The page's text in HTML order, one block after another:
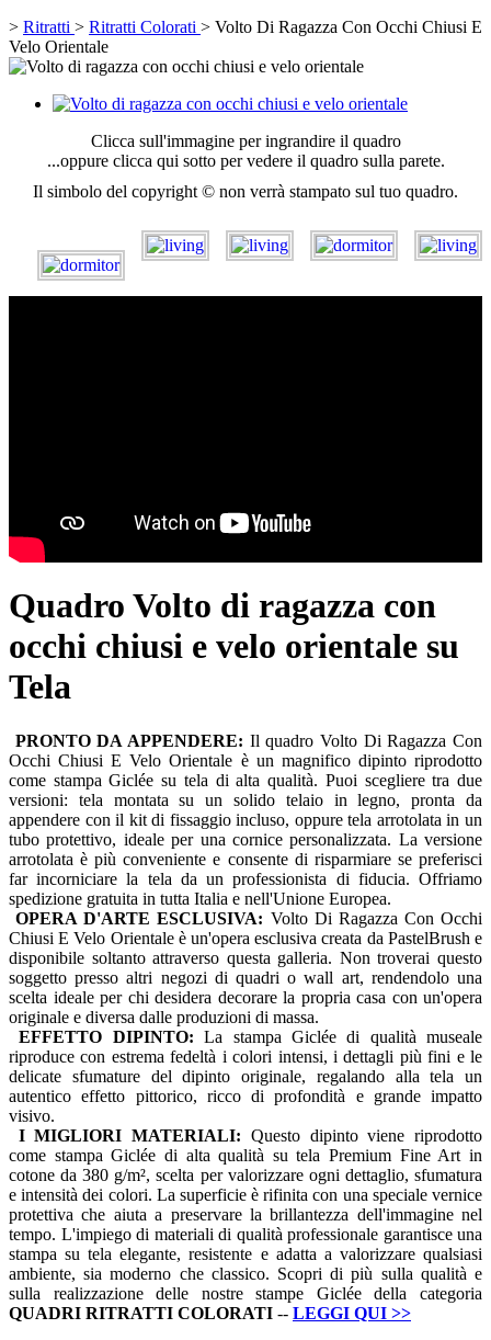
> Ritratti > Ritratti Colorati > Volto Di Ragazza Con Occhi Chiusi E
Velo Orientale
Clicca sull'immagine per ingrandire il quadro
...oppure clicca qui sotto per vedere il quadro sulla parete.
Il simbolo del copyright © non verrà stampato sul tuo quadro.
Quadro Volto di ragazza con
occhi chiusi e velo orientale su
Tela
PRONTO DA APPENDERE: Il quadro Volto Di Ragazza Con
Occhi Chiusi E Velo Orientale è un magnifico dipinto riprodotto
come stampa Giclée su tela di alta qualità. Puoi scegliere tra due
versioni: tela montata su un solido telaio in legno, pronta da
appendere con il kit di fissaggio incluso, oppure tela arrotolata in un
tubo protettivo, ideale per una cornice personalizzata. La versione
arrotolata è più conveniente e consente di risparmiare se preferisci
far incorniciare la tela da un professionista di fiducia. Offriamo
spedizione gratuita in tutta Italia e nell'Unione Europea.
OPERA D'ARTE ESCLUSIVA: Volto Di Ragazza Con Occhi
Chiusi E Velo Orientale è un'opera esclusiva creata da PastelBrush e
disponibile soltanto attraverso questa galleria. Non troverai questo
soggetto presso altri negozi di quadri o wall art, rendendolo una
scelta ideale per chi desidera decorare la propria casa con un'opera
originale e diversa dalle produzioni di massa.
EFFETTO DIPINTO: La stampa Giclée di qualità museale
riproduce con estrema fedeltà i colori intensi, i dettagli più fini e le
delicate sfumature del dipinto originale, regalando alla tela un
autentico effetto pittorico, ricco di profondità e grande impatto
visivo.
I MIGLIORI MATERIALI: Questo dipinto viene riprodotto
come stampa Giclée di alta qualità su tela Premium Fine Art in
cotone da 380 g/m², scelta per valorizzare ogni dettaglio, sfumatura
e intensità dei colori. La superficie è rifinita con una speciale vernice
protettiva che aiuta a preservare la brillantezza dell'immagine nel
tempo. L'impiego di materiali di qualità professionale garantisce una
stampa su tela elegante, resistente e adatta a valorizzare qualsiasi
ambiente, sia moderno che classico. Scopri di più sulla qualità e
sulla realizzazione delle nostre stampe Giclée della categoria
QUADRI RITRATTI COLORATI -- LEGGI QUI >>